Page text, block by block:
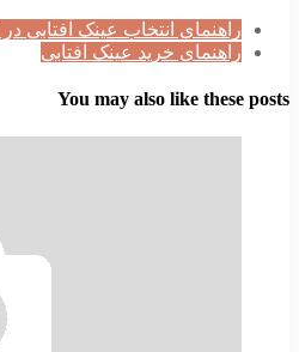
راهنمای انتخاب عینک آفتابی در ۴ مرحله
راهنمای خرید عینک آفتابی
You may also like these posts